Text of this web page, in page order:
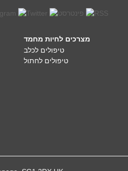
מצרכים לחיות מחמד
טיפולים לכלב
טיפולים לחתול